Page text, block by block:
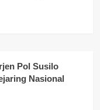
Pol Susilo
Nasional